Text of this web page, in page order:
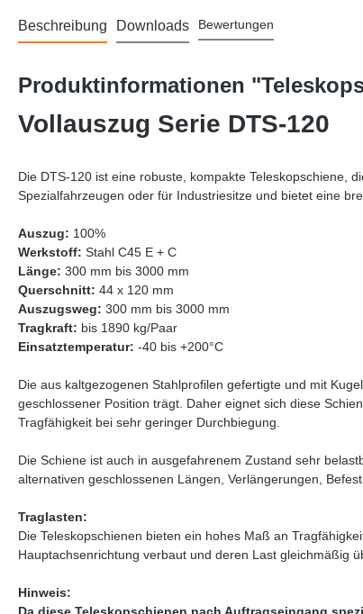
Beschreibung Downloads Bewertungen
Produktinformationen
Vollauszug Serie DTS-120
Die DTS-120 ist eine robuste, kompakte Teleskopschiene,
Spezialfahrzeugen oder für Industriesitze und bietet eine
Auszug: 100%
Werkstoff: Stahl C45 E + C
Länge: 300 mm bis 3000 mm
Querschnitt: 44 x 120 mm
Auszugsweg: 300 mm bis 3000 mm
Tragkraft: bis 1890 kg/Paar
Einsatztemperatur: -40 bis +200°C
Die aus kaltgezogenen Stahlprofilen gefertigte und mit
geschlossener Position trägt. Daher eignet sich diese
Tragfähigkeit bei sehr geringer Durchbiegung.
Die Schiene ist auch in ausgefahrenem Zustand sehr
alternativen geschlossenen Längen, Verlängerungen,
Traglasten:
Die Teleskopschienen bieten ein hohes Maß an
Hauptachsenrichtung verbaut und deren Last gleichmäßig
Hinweis:
Da diese Teleskopschienen nach Auftragseingang